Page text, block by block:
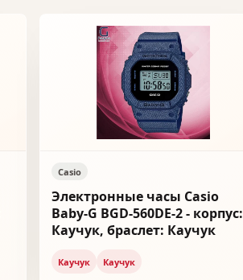
Casio
Электронные часы Casio
Baby-G BGD-560DE-2 - корпус:
Каучук, браслет: Каучук
Каучук Каучук